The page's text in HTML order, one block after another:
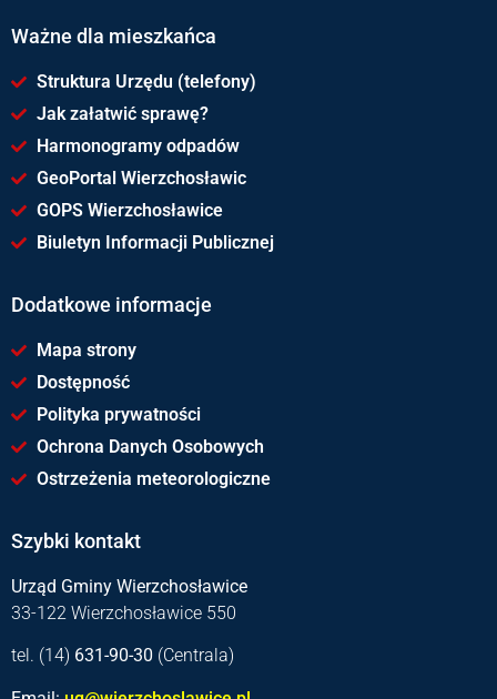
Ważne dla mieszkańca
Struktura Urzędu (telefony)
Jak załatwić sprawę?
Harmonogramy odpadów
GeoPortal Wierzchosławic
GOPS Wierzchosławice
Biuletyn Informacji Publicznej
Dodatkowe informacje
Mapa strony
Dostępność
Polityka prywatności
Ochrona Danych Osobowych
Ostrzeżenia meteorologiczne
Szybki kontakt
Urząd Gminy Wierzchosławice
33-122 Wierzchosławice 550
tel. (14) 631-90-30 (Centrala)